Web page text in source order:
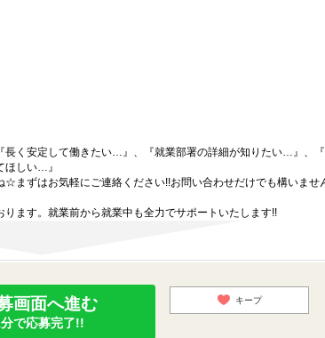
長く安定して働きたい…』、『就業部署の詳細が知りたい…』、
ほしい…』
まずはお気軽にご連絡ください!!お問い合わせだけでも構いませ
ます。就業前から就業中も全力でサポートいたします!!
画面へ進む
で応募完了!!
キープ